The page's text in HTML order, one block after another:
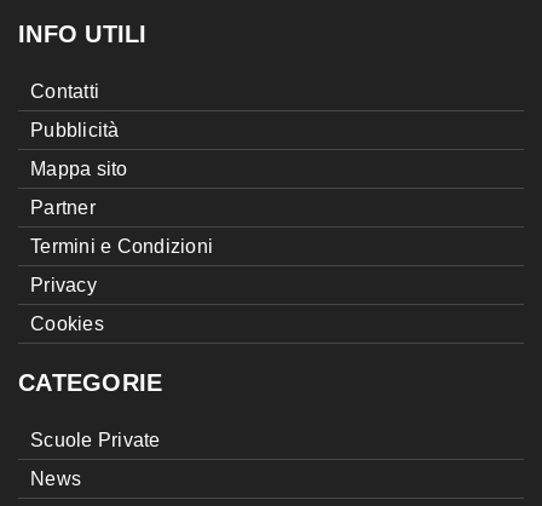
INFO UTILI
Contatti
Pubblicità
Mappa sito
Partner
Termini e Condizioni
Privacy
Cookies
CATEGORIE
Scuole Private
News